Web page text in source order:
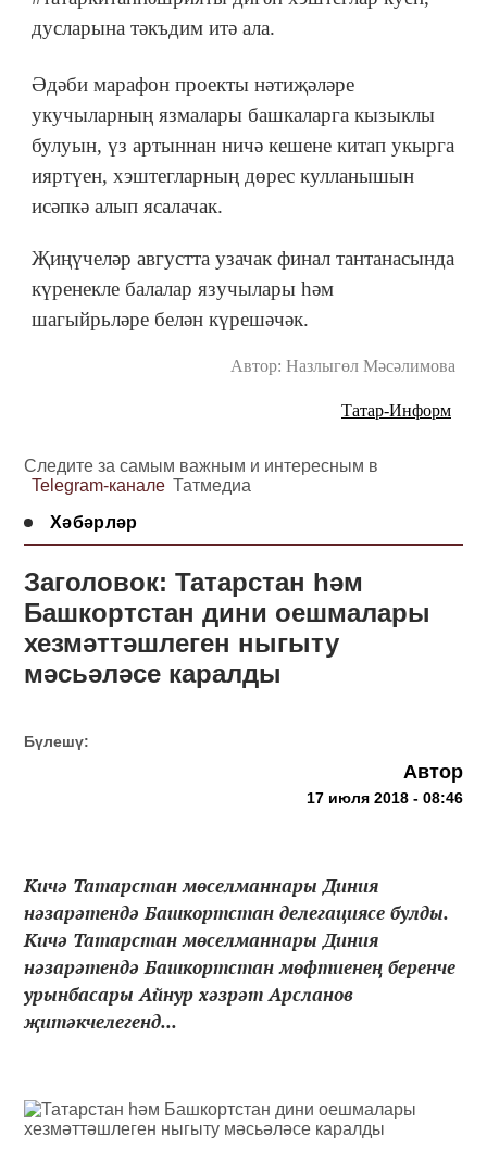
дусларына тәкъдим итә ала.
Әдәби марафон проекты нәтиҗәләре
укучыларның язмалары башкаларга кызыклы
булуын, үз артыннан ничә кешене китап укырга
ияртүен, хэштегларның дөрес кулланышын
исәпкә алып ясалачак.
Җиңүчеләр августта узачак финал тантанасында
күренекле балалар язучылары һәм
шагыйрьләре белән күрешәчәк.
Автор: Назлыгөл Мәсәлимова
Татар-Информ
Следите за самым важным и интересным в
Telegram-канале Татмедиа
Хәбәрләр
Заголовок: Татарстан һәм
Башкортстан дини оешмалары
хезмәттәшлеген ныгыту
мәсьәләсе каралды
Бүлешү:
Автор
17 июля 2018 - 08:46
Кичә Татарстан мөселманнары Диния
нәзарәтендә Башкортстан делегациясе булды.
Кичә Татарстан мөселманнары Диния
нәзарәтендә Башкортстан мөфтиенең беренче
урынбасары Айнур хәзрәт Арсланов
җитәкчелегенд...